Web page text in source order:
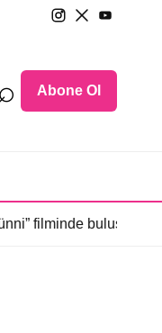
⌕ Abone Ol
filminde buluştu